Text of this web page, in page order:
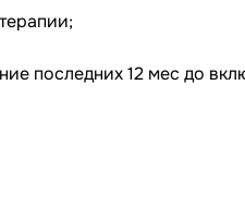
последних 12 мес до